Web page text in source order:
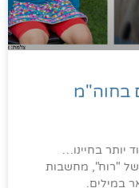
בחוה"מ
יותר בחיינו…
של "רוח", מחשבות
במילים.